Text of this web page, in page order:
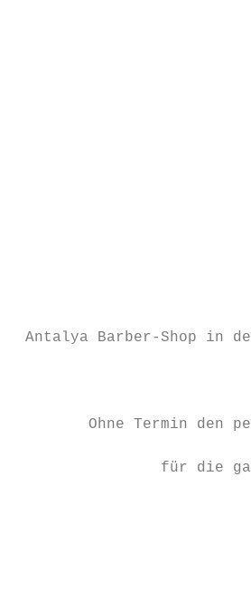
Antalya Barber-Shop
Ohne Termin den
für die